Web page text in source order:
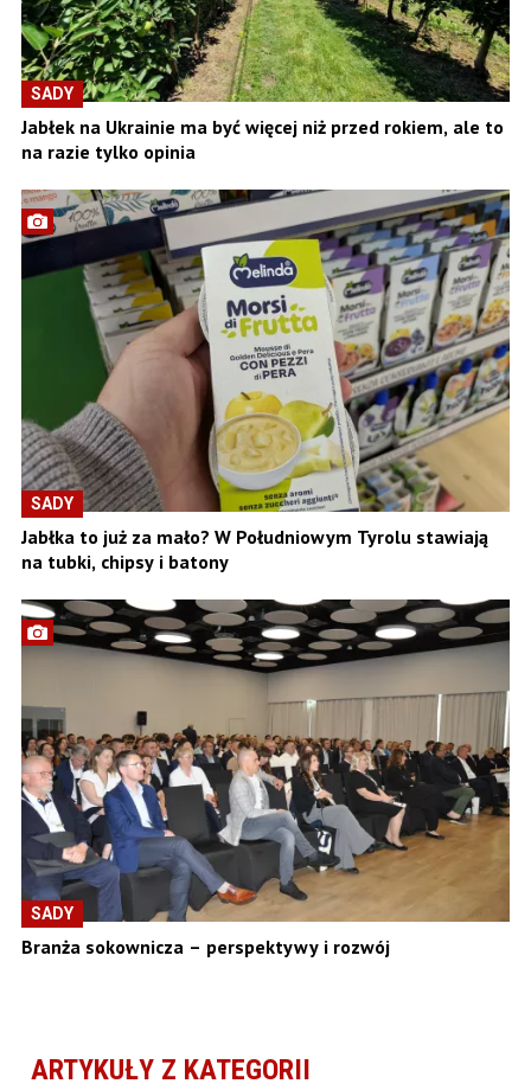
SADY
Jabłek na Ukrainie ma być więcej niż przed rokiem, ale to
na razie tylko opinia
SADY
Jabłka to już za mało? W Południowym Tyrolu stawiają
na tubki, chipsy i batony
SADY
Branża sokownicza – perspektywy i rozwój
ARTYKUŁY Z KATEGORII